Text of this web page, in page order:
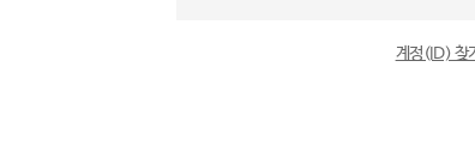
계정(ID) 찾